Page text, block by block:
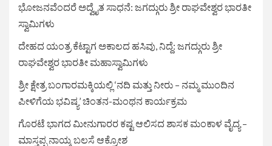
ಭೋಜನವೆಂದರೆ ಅದ್ವೈತ ಸಾಧನೆ: ಜಗದ್ಗುರು ಶ್ರೀ ರಾಘವೇಶ್ವರ ಭಾರತೀ
ಸ್ವಾಮಿಗಳು
ದೇಹದ ಯಂತ್ರ ಕೆಟ್ಟಾಗ ಅಕಾಲದ ಹಸಿವು, ನಿದ್ದೆ: ಜಗದ್ಗುರು ಶ್ರೀ
ರಾಘವೇಶ್ವರ ಭಾರತೀ ಮಹಾಸ್ವಾಮಿಗಳು
ಶ್ರೀ ಕ್ಷೇತ್ರ ಬಂಗಾರಮಕ್ಕಿಯಲ್ಲಿ ‘ನದಿ ಮತ್ತು ನೀರು – ನಮ್ಮ ಮುಂದಿನ
ಪೀಳಿಗೆಯ ಭವಿಷ್ಯ’ ಚಿಂತನ-ಮಂಥನ ಕಾರ್ಯಕ್ರಮ
ಗೊರಟೆ ಭಾಗದ ಮೀನುಗಾರರ ಕಷ್ಟ ಆಲಿಸದ ಶಾಸಕ ಮಂಕಾಳ ವೈದ್ಯ –
ಮಾಸ್ತಪ್ಪ ನಾಯ್ಕ ಬಲಸೆ ಆಕ್ರೋಶ